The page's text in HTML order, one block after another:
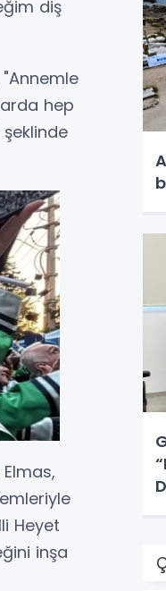
diş
hep
şeklinde
Heyet
inşa